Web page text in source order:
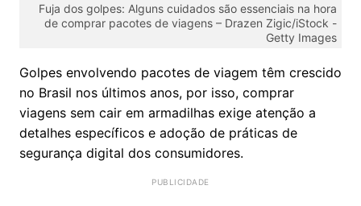
Fuja dos golpes: Alguns cuidados são essenciais na hora
de comprar pacotes de viagens – Drazen Zigic/iStock -
Getty Images
Golpes envolvendo pacotes de viagem têm crescido
no Brasil nos últimos anos, por isso, comprar
viagens sem cair em armadilhas exige atenção a
detalhes específicos e adoção de práticas de
segurança digital dos consumidores.